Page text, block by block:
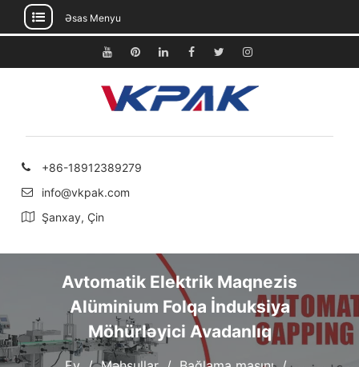
keçin
Əsas Menyu
YoutubePinterestLinkedinFacebook
TwitterInstagram
+86-18912389279
info@vkpak.com
Şanxay, Çin
Avtomatik Elektrik Maqnezis
Alüminium Folqa İnduksiya
Möhürləyici Avadanlıq